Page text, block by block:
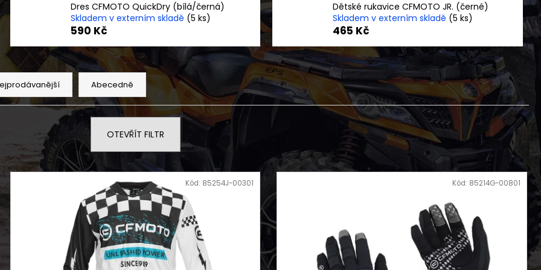
Dres CFMOTO QuickDry (bílá/černá)
Skladem v externím skladě (5 ks)
590 Kč
Dětské rukavice CFMOTO JR. (černé)
Skladem v externím skladě (5 ks)
465 Kč
Abecedně
OTEVŘÍT FILTR
Kód: 85254J-00301 Kód: 85214G-00801
VESTA PÁNSKÁ TRAIL
850 Kč
DĚTSKÁ BUGGY KAYO S70
33 990 Kč